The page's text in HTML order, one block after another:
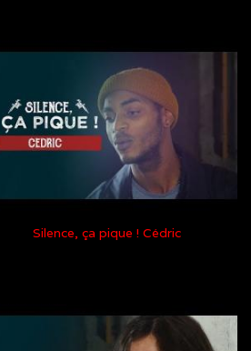
Silence, ça pique ! Cédric